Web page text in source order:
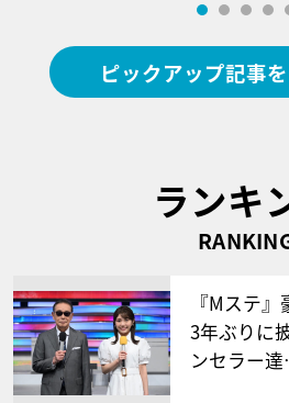
ピックアップ記事
ランキ
『Mステ
3年ぶりに
ンセラー